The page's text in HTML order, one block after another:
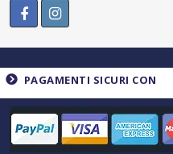
PAGAMENTI SICURI CON